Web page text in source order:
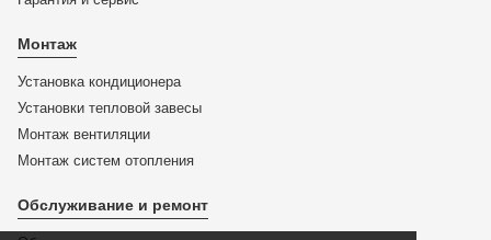
Монтаж
Установка кондиционера
Установки тепловой завесы
Монтаж вентиляции
Монтаж систем отопления
Обслуживание и ремонт